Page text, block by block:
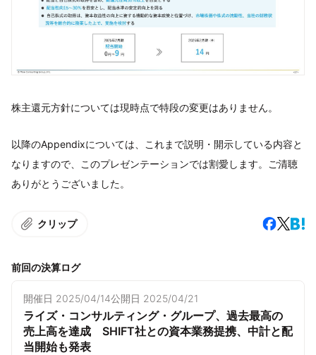
株主還元方針については現時点で特段の変更はありません。
以降のAppendixについては、これまで説明・開示している内容と
なりますので、このプレゼンテーションでは割愛します。ご清聴
ありがとうございました。
クリップ
前回の決算ログ
開催日 2025/04/14公開日 2025/04/21
ライズ・コンサルティング・グループ、過去最高の
売上高を達成 SHIFT社との資本業務提携、中計と配
当開始も発表